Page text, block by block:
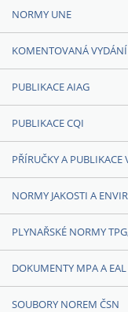
NORMY UNE
KOMENTOVANÁ
PUBLIKACE AIAG
PUBLIKACE CQI
PŘÍRUČKY A PUBLIKACE
NORMY JAKOSTI A
PLYNAŘSKÉ NORMY
DOKUMENTY MPA A EAL
SOUBORY NOREM ČSN